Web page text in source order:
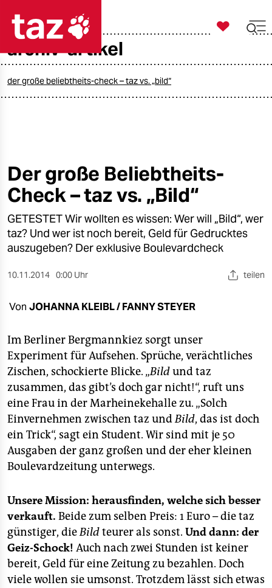
taz zahl ich
öko
gesellschaft
kultur
sport
berlin
nord
verlag
veranstaltungen
fragen & hilfe
unterstützen
abo
genossenschaft
epaper login

taz zahl ich
archiv-artikel
der große beliebtheits-check – taz vs. „bild“
Der große Beliebtheits-
Check – taz vs. „Bild“
GETESTET Wir wollten es wissen: Wer will „Bild“, wer
taz? Und wer ist noch bereit, Geld für Gedrucktes
auszugeben? Der exklusive Boulevardcheck
10.11.2014 0:00 Uhr teilen
Von JOHANNA KLEIBL / FANNY STEYER
Im Berliner Bergmannkiez sorgt unser
Experiment für Aufsehen. Sprüche, verächtliches
Zischen, schockierte Blicke. „Bildund taz
zusammen, das gibt’s doch gar nicht!“, ruft uns
eine Frau in der Marheinekehalle zu. „Solch
Einvernehmen zwischen taz undBild, das ist doch
ein Trick“, sagt ein Student. Wir sind mit je 50
Ausgaben der ganz großen und der eher kleinen
Boulevardzeitung unterwegs.
Unsere Mission: herausfinden, welche sich besser
verkauft. Beide zum selben Preis: 1 Euro – die taz
günstiger, dieBildteurer als sonst. Und dann: der
Geiz-Schock! Auch nach zwei Stunden ist keiner
bereit, Geld für eine Zeitung zu bezahlen. Doch
viele wollen sie umsonst. Trotzdem lässt sich etwas